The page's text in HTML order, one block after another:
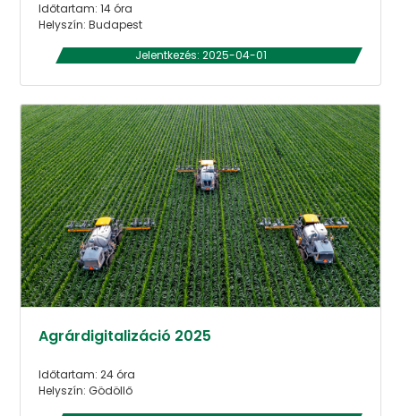
Időtartam: 14 óra
Helyszín: Budapest
Jelentkezés: 2025-04-01
Agrárdigitalizáció 2025
Időtartam: 24 óra
Helyszín: Gödöllő